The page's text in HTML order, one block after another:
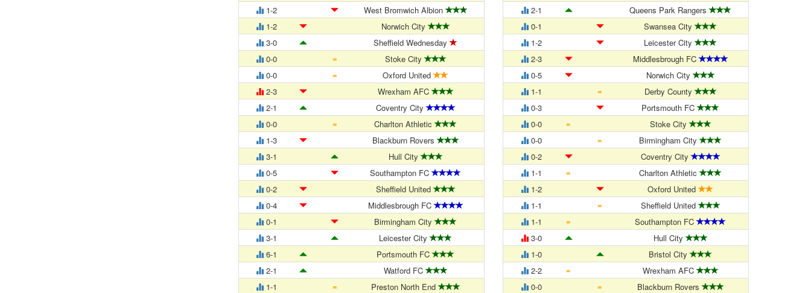
1-2
West Bromwich Albion
1-2
Norwich City
3-0
Sheffield Wednesday
0-0
=
Stoke City
0-0
=
Oxford United
2-3
Wrexham AFC
2-1
Coventry City
0-0
=
Charlton Athletic
1-3
Blackburn Rovers
3-1
Hull City
0-5
Southampton FC
0-2
Sheffield United
0-4
Middlesbrough FC
0-1
Birmingham City
3-1
Leicester City
6-1
Portsmouth FC
2-1
Watford FC
1-1
=
Preston North End
2-1
Queens Park Rangers
0-1
Swansea City
1-2
Leicester City
2-3
Middlesbrough FC
0-5
Norwich City
1-1
=
Derby County
0-3
Portsmouth FC
0-0
=
Stoke City
0-0
=
Birmingham City
0-2
Coventry City
1-1
=
Charlton Athletic
1-2
Oxford United
1-1
=
Sheffield United
1-1
=
Southampton FC
3-0
Hull City
1-0
Bristol City
2-2
=
Wrexham AFC
0-0
=
Blackburn Rovers